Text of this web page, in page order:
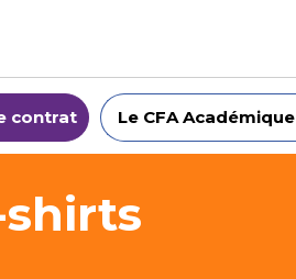
contrat Le CFA Académique